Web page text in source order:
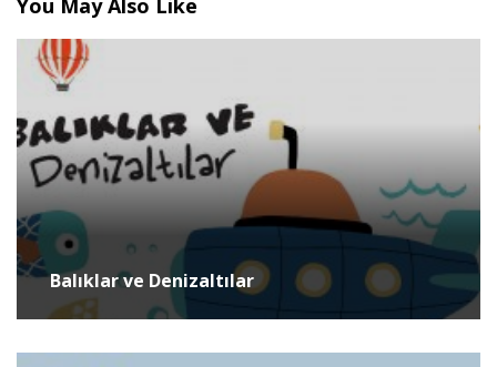
You May Also Like
Balıklar ve Denizaltılar